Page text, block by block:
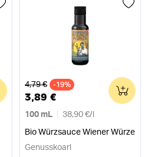
Alter Preis
4,79 € -19%
3,89 €
100 mL 38,90 €/
Bio Würzsauce Wiener Würze
0
Genusskoarl